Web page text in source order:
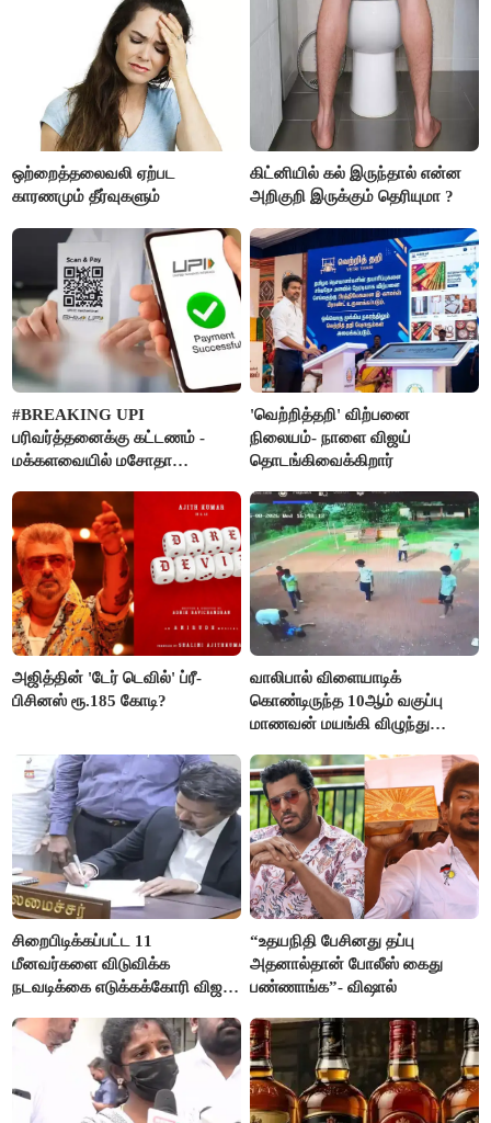
ஒற்றைத்தலைவலி ஏற்பட
காரணமும் தீர்வுகளும்
கிட்னியில் கல் இருந்தால் என்ன
அறிகுறி இருக்கும் தெரியுமா ?
#BREAKING UPI
பரிவர்த்தனைக்கு கட்டணம் -
மக்களவையில் மசோதா
'வெற்றித்தறி' விற்பனை
நிலையம்- நாளை விஜய்
தொடங்கிவைக்கிறார்
அஜித்தின் 'டேர் டெவில்' ப்ரீ-
பிசினஸ் ரூ.185 கோடி?
வாலிபால் விளையாடிக்
கொண்டிருந்த 10ஆம் வகுப்பு
மாணவன் மயங்கி விழுந்து
சிறைபிடிக்கப்பட்ட 11
மீனவர்களை விடுவிக்க
நடவடிக்கை எடுக்கக்கோரி விஜய்
“உதயநிதி பேசினது தப்பு
அதனால்தான் போலீஸ் கைது
பண்ணாங்க”- விஷால்